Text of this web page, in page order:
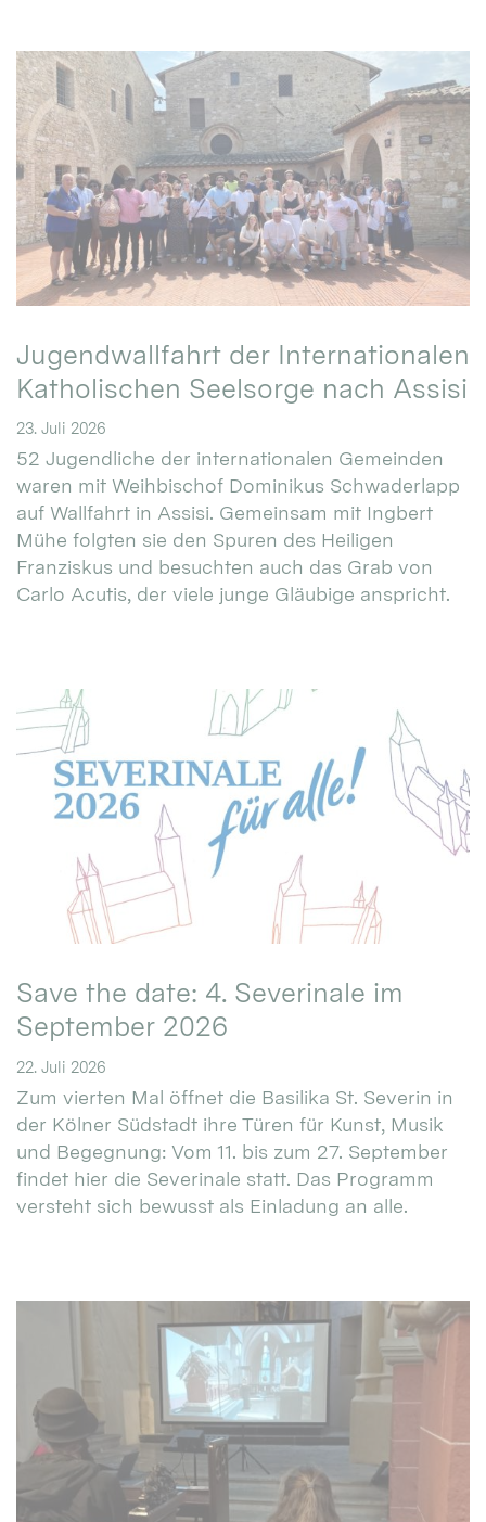
Jugendwallfahrt der Internationalen
Katholischen Seelsorge nach Assisi
23. Juli 2026
52 Jugendliche der internationalen Gemeinden
waren mit Weihbischof Dominikus Schwaderlapp
auf Wallfahrt in Assisi. Gemeinsam mit Ingbert
Mühe folgten sie den Spuren des Heiligen
Franziskus und besuchten auch das Grab von
Carlo Acutis, der viele junge Gläubige anspricht.
Save the date: 4. Severinale im
September 2026
22. Juli 2026
Zum vierten Mal öffnet die Basilika St. Severin in
der Kölner Südstadt ihre Türen für Kunst, Musik
und Begegnung: Vom 11. bis zum 27. September
findet hier die Severinale statt. Das Programm
versteht sich bewusst als Einladung an alle.